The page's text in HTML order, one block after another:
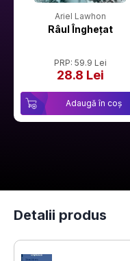
Ariel Lawhon
Râul Înghețat
PRP: 59.9 Lei
28.8 Lei
Adaugă în coș
Detalii produs